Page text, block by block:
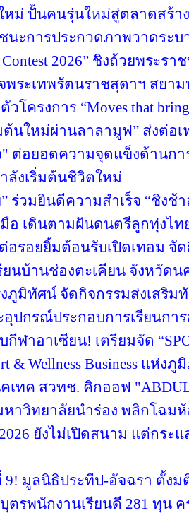
หม่ ปั้นคนรุ่นใหม่สู่ตลาดสร้า
นะการประกวดภาพวาดระบ
Contest 2026” ชิงถ้วยพระ
พระเทพรัตนราชสุดาฯ สยา
โครงการ “Moves that
ต้นใหม่ผ่านลาลามูฟ” ส่งต่อเ
ต่อยอดความจุดแข็งด้านก
ลังเริ่มต้นชีวิตใหม่
ร่วมยินดีความสำเร็จ “ชิงช้
อ เดินตามฝันดนตรีลูกทุ่งไท
รอยยิ้มต้อนรับเปิดเทอม จัด
ยนบ้านช่องตะเคียน จังหวัด
ภูมิทัศน์ จัดกิจกรรมส่งเสริม
อุปกรณ์ประกอบการเรียนกา
ฬาอาเซียน! เตรียมจัด
& Wellness Business แห่งภู
เทค สวทช. คิกออฟ
หาวิทยาลัยนำร่อง พลิกโฉม
ยังไม่เปิดสนาม แต่กระ
9! มูลนิธิประทีป-อัจฉรา ตั้งม
รพนักงานเรียนดี 281 ทุน